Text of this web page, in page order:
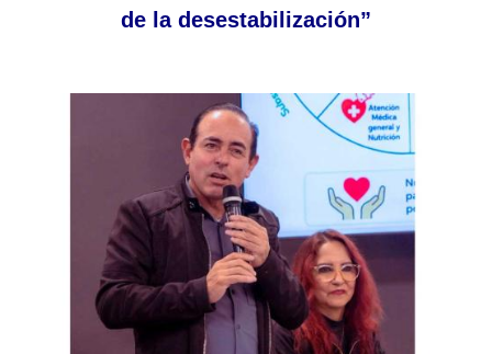
de la desestabilización”